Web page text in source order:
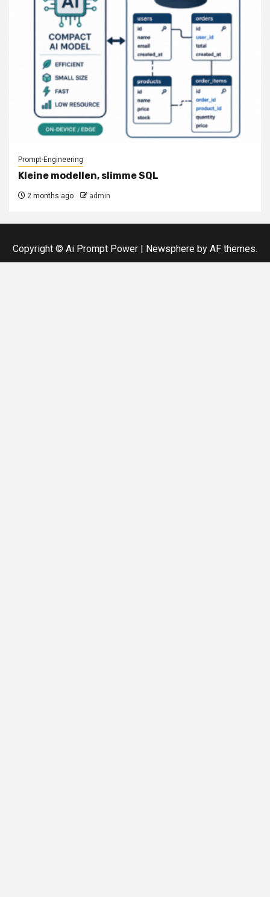
Prompt-Engineering
Kleine modellen, slimme SQL
2 months ago admin
Copyright © Ai Prompt Power Newsphere by AF themes.